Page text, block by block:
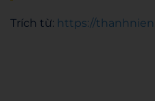
Trích từ: https://